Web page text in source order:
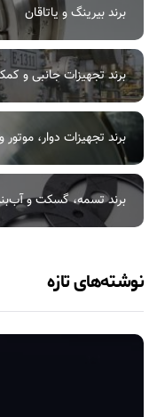
برند بیرینگ و یاتاقان
برند تجهیزات جانبی و
برند تجهیزات دوار،
برند تسمه، گسکت و
نوشته‌های تازه